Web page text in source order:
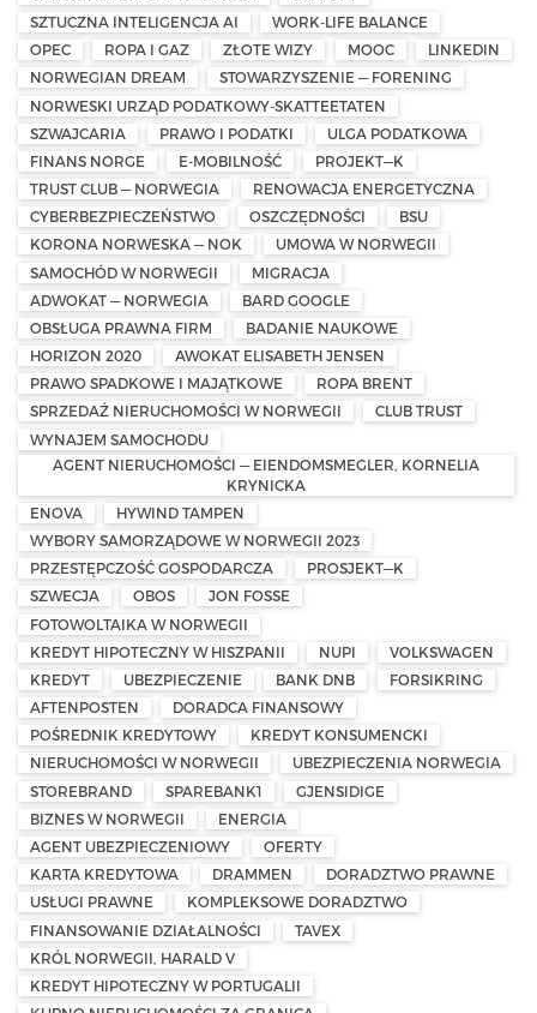
SZTUCZNA INTELIGENCJA AI
WORK-LIFE BALANCE
OPEC
ROPA I GAZ ZŁOTE WIZY MOOC
LINKEDIN
NORWEGIAN DREAM
STOWARZYSZENIE — FORENING
NORWESKI URZĄD PODATKOWY-SKATTEETATEN
SZWAJCARIA
PRAWO I PODATKI
ULGA PODATKOWA
FINANS NORGE
E-MOBILNOŚĆ
PROJEKT—K
TRUST CLUB — NORWEGIA
RENOWACJA ENERGETYCZNA
CYBERBEZPIECZEŃSTWO
OSZCZĘDNOŚCI
BSU
KORONA NORWESKA — NOK
UMOWA W NORWEGII
SAMOCHÓD W NORWEGII
MIGRACJA
ADWOKAT — NORWEGIA
BARD GOOGLE
OBSŁUGA PRAWNA FIRM
BADANIE NAUKOWE
HORIZON 2020
AWOKAT ELISABETH JENSEN
PRAWO SPADKOWE I MAJĄTKOWE
ROPA BRENT
SPRZEDAŻ NIERUCHOMOŚCI W NORWEGII
CLUB TRUST
WYNAJEM SAMOCHODU
AGENT NIERUCHOMOŚCI — EIENDOMSMEGLER, KORNELIA
KRYNICKA
ENOVA
HYWIND TAMPEN
WYBORY SAMORZĄDOWE W NORWEGII 2023
PRZESTĘPCZOŚĆ GOSPODARCZA
PROSJEKT—K
SZWECJA
OBOS
JON FOSSE
FOTOWOLTAIKA W NORWEGII
KREDYT HIPOTECZNY W HISZPANII
NUPI
VOLKSWAGEN
KREDYT
UBEZPIECZENIE BANK DNB
FORSIKRING
AFTENPOSTEN
DORADCA FINANSOWY
POŚREDNIK KREDYTOWY
KREDYT KONSUMENCKI
NIERUCHOMOŚCI W NORWEGII
UBEZPIECZENIA NORWEGIA
STOREBRAND
SPAREBANK1
GJENSIDIGE
BIZNES W NORWEGII
ENERGIA
AGENT UBEZPIECZENIOWY
OFERTY
KARTA KREDYTOWA
DRAMMEN
DORADZTWO PRAWNE
USŁUGI PRAWNE
KOMPLEKSOWE DORADZTWO
FINANSOWANIE DZIAŁALNOŚCI
TAVEX
KRÓL NORWEGII, HARALD V
KREDYT HIPOTECZNY W PORTUGALII